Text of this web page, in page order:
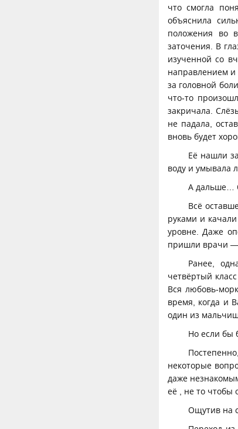
что смогла
объяснила
положения во
заточения. В
изученной со
направлением и
за головной
что-то
закричала.
не падала,
вновь будет
Её нашли
воду и умывала
А дальше…
Всё
руками и
уровне. Даже
пришли врачи —
Ранее,
четвёртый
Вся любовь-
время, когда и
один из
Но если бы
некоторые
даже
её , не то чтобы
Ощутив на